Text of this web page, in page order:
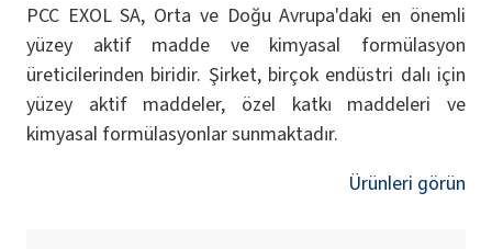
PCC EXOL SA, Orta ve Doğu Avrupa'daki en önemli
yüzey aktif madde ve kimyasal formülasyon
üreticilerinden biridir. Şirket, birçok endüstri dalı için
yüzey aktif maddeler, özel katkı maddeleri ve
kimyasal formülasyonlar sunmaktadır.
Ürünleri görün